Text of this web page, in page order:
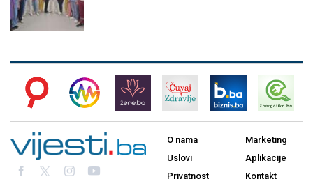
O nama
Uslovi
Privatnost
Marketing
Aplikacije
Kontakt